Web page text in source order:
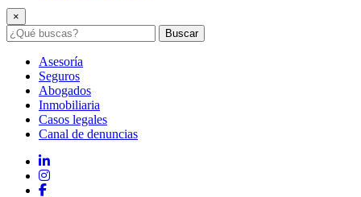
×
Buscar
Asesoría
Seguros
Abogados
Inmobiliaria
Casos legales
Canal de denuncias